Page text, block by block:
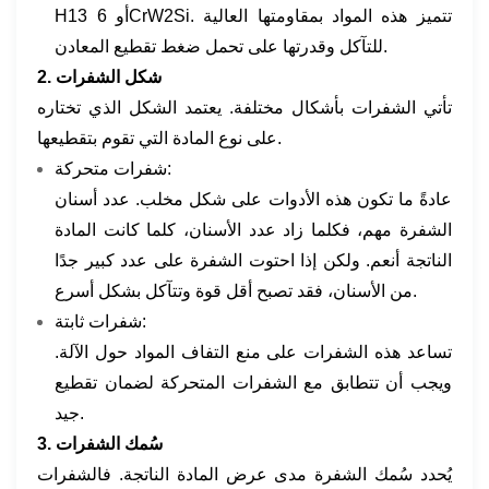
H13 أو 6CrW2Si. تتميز هذه المواد بمقاومتها العالية
للتآكل وقدرتها على تحمل ضغط تقطيع المعادن.
2. شكل الشفرات
تأتي الشفرات بأشكال مختلفة. يعتمد الشكل الذي تختاره
على نوع المادة التي تقوم بتقطيعها.
شفرات متحركة:
عادةً ما تكون هذه الأدوات على شكل مخلب. عدد أسنان
الشفرة مهم، فكلما زاد عدد الأسنان، كلما كانت المادة
الناتجة أنعم. ولكن إذا احتوت الشفرة على عدد كبير جدًا
من الأسنان، فقد تصبح أقل قوة وتتآكل بشكل أسرع.
شفرات ثابتة:
تساعد هذه الشفرات على منع التفاف المواد حول الآلة.
ويجب أن تتطابق مع الشفرات المتحركة لضمان تقطيع
جيد.
3. سُمك الشفرات
يُحدد سُمك الشفرة مدى عرض المادة الناتجة. فالشفرات